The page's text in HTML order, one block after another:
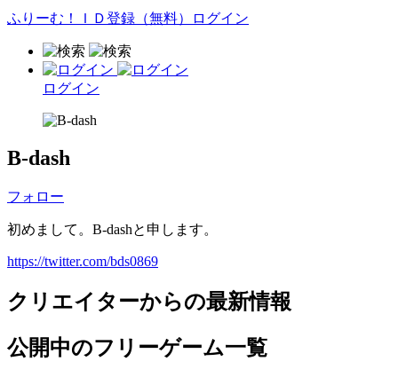
ふりーむ！ＩＤ登録（無料） ログイン
ログイン
B-dash
フォロー
初めまして。B-dashと申します。
https://twitter.com/bds0869
クリエイターからの最新情報
公開中のフリーゲーム一覧